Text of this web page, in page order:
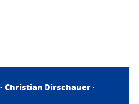
Christian Dirschauer·